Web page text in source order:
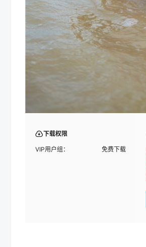
下载权限
VIP用户组： 免费下载